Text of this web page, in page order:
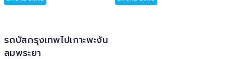
รถบัสกรุงเทพไปเกาะพะงัน
ลมพระยา